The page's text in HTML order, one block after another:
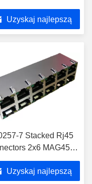
POE + 2x6 POE
Pinout 1840353
Uzyskaj najlepszą
7 Stacked Rj45
2x6 MAG45
Ground SHIELD 1-
1
Uzyskaj najlepszą